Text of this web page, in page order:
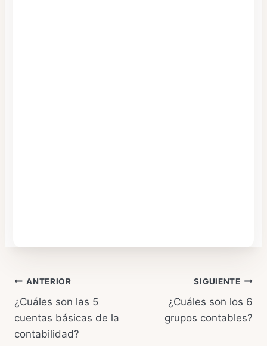
Navegación
de
entradas
ANTERIOR
¿Cuáles son las 5
cuentas básicas de la
contabilidad?
SIGUIENTE
¿Cuáles son los 6
grupos contables?